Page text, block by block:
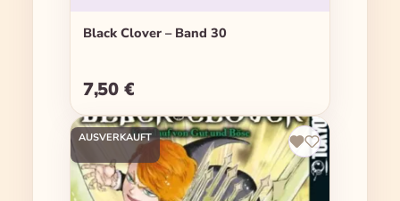
Black Clover – Band 30
Regulärer Preis:
7,50 €
AUSVERKAUFT